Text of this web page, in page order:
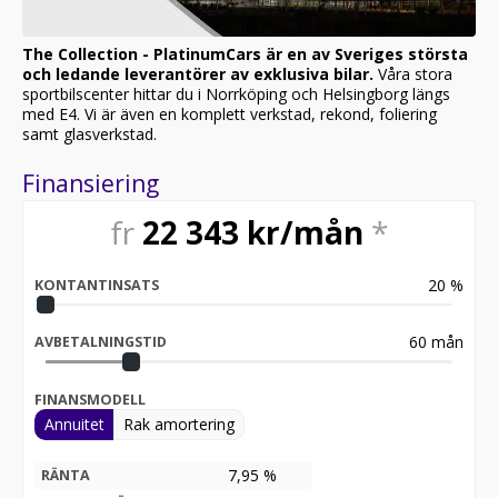
CarPlay/Android Auto, Harman Kardon® Premium Ljud,
Dubbel trådlös laddningsplatta för smartphone,
Premium bucketstolar, Massage framstolar, Värme och
ventilation i stolar fram & bak, 2-zons Automatisk
klimatanläggning, 8-stegad automatisk växellåda,
Adaptiv farthållare, Dödavinkelvarning, Surround View
360 graders kamerasystem, Keyless System med
Fjärrstart, LED-flakbelysning, Mopar Off-Road sidosteg,
Mopar RHO hood graphics, Svart grill, Monotone Paint,
50 State Emissions Label, MY25, Nybilsgaranti 3 år, 35-
tum AT-däck, ABS, Antispinn/Antisladd, Larm, mm.
SÄLJES NU FÖR ENDAST 1 379 000 SEK INKL MOMS!
LEASING SAMT FINANSIERING KAN ORDNAS OCH VI
STOCKHOLM ETT AV SVERIGES STÖRSTA
SPORTBILSCENTER DIREKT LÄNGS MED E4:AN I
STOCKHOLM.
The Collection - PlatinumCars är en av Sveriges största
och ledande leverantörer av exklusiva bilar. Våra stora
sportbilscenter hittar du i Norrköping och Helsingborg längs
med E4. Vi är även en komplett verkstad, rekond, foliering
samt glasverkstad.
Finansiering
fr 22 343 kr/mån *
KONTANTINSATS 20 %
AVBETALNINGSTID 60 mån
FINANSMODELL
Annuitet Rak amortering
RÄNTA 7,95 %